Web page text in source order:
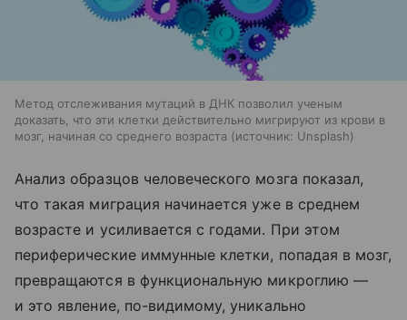
Метод отслеживания мутаций в ДНК позволил ученым
доказать, что эти клетки действительно мигрируют из крови в
мозг, начиная со среднего возраста
источник: Unsplash
Анализ образцов человеческого мозга показал,
что такая миграция начинается уже в среднем
возрасте и усиливается с годами. При этом
периферические иммунные клетки, попадая в мозг,
превращаются в функциональную микроглию —
и это явление, по-видимому, уникально